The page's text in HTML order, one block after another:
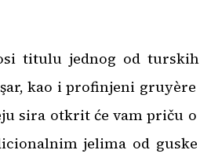
titulu jednog od
kao i profinjeni
sira otkrit će vam priču
jelima od